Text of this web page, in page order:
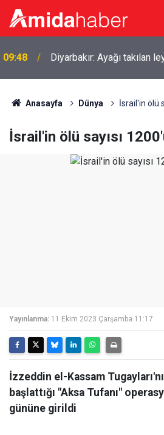
09:48 Diyarbakır: Ayağı takılan
Anasayfa Dünya İsrail'in ölü
İsrail'in ölü sayısı
Yayınlanma: 11 Ekim 2023 Çarşamba 11:17
İzzeddin el-Kassam
başlattığı "Aksa Tufanı"
gününe girildi